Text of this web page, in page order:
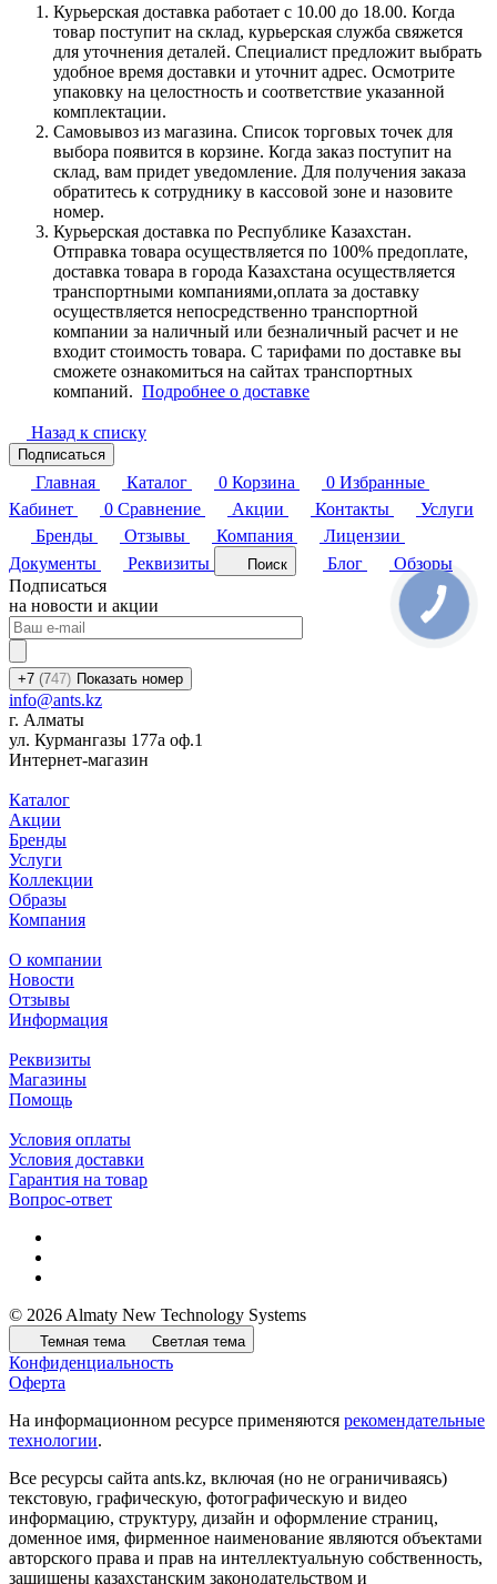
Курьерская доставка работает с 10.00 до 18.00. Когда
товар поступит на склад, курьерская служба свяжется
для уточнения деталей. Специалист предложит выбрать
удобное время доставки и уточнит адрес. Осмотрите
упаковку на целостность и соответствие указанной
комплектации.
Самовывоз из магазина. Список торговых точек для
выбора появится в корзине. Когда заказ поступит на
склад, вам придет уведомление. Для получения заказа
обратитесь к сотруднику в кассовой зоне и назовите
номер.
Курьерская доставка по Республике Казахстан.
Отправка товара осуществляется по 100% предоплате,
доставка товара в города Казахстана осуществляется
транспортными компаниями,оплата за доставку
осуществляется непосредственно транспортной
компании за наличный или безналичный расчет и не
входит стоимость товара. С тарифами по доставке вы
сможете ознакомиться на сайтах транспортных
компаний. Подробнее о доставке
Назад к списку
Подписаться
Главная Каталог 0 Корзина 0 Избранные
Кабинет
0 Сравнение Акции Контакты
Услуги
Бренды
Отзывы Компания
Лицензии
Документы
Реквизиты Поиск Блог
Обзоры
Подписаться
на новости и акции
+7 (747) Показать номер
info@ants.kz
г. Алматы
ул. Курмангазы 177а оф.1
Интернет-магазин
Каталог
Акции
Бренды
Услуги
Коллекции
Образы
Компания
О компании
Новости
Отзывы
Информация
Реквизиты
Магазины
Помощь
Условия оплаты
Условия доставки
Гарантия на товар
Вопрос-ответ
© 2026 Almaty New Technology Systems
Темная тема Светлая тема
Конфиденциальность
Оферта
На информационном ресурсе применяются рекомендательные
технологии.
Все ресурсы сайта ants.kz, включая (но не ограничиваясь)
текстовую, графическую, фотографическую и видео
информацию, структуру, дизайн и оформление страниц,
доменное имя, фирменное наименование являются объектами
авторского права и прав на интеллектуальную собственность,
защищены казахстанским законодательством и